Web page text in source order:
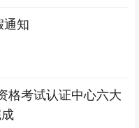
通知
格考试认证中心六大